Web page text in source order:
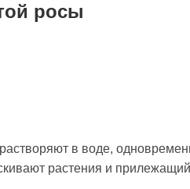
росы
в воде,
растения и